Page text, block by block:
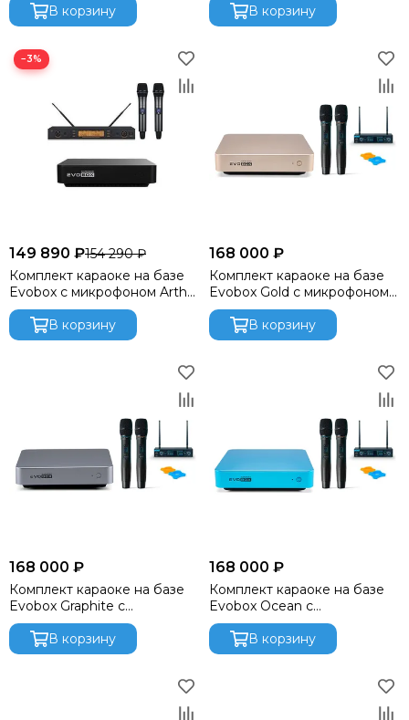
В корзину
В корзину
−3%
149 890 ₽154 290 ₽
Комплект караоке на базе
Evobox с микрофоном Arthur
Forty U-9300C
В корзину
168 000 ₽
Комплект караоке на базе
Evobox Gold с микрофоном
Evolution SE-200D
В корзину
168 000 ₽
Комплект караоке на базе
Evobox Graphite с
микрофоном Evolution SE-
200D В корзину
168 000 ₽
Комплект караоке на базе
Evobox Ocean с
микрофоном Evolution SE-
200D В корзину